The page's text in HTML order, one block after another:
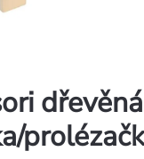
dřevěná